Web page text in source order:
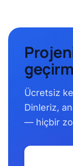
Ücretsiz
Dinleriz,
— hiçbir